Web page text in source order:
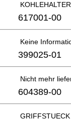
617001-00
Keine
399025-01
Nicht mehr
604389-00
GRIFFSTUECK